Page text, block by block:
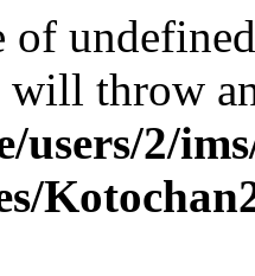
of
throw
users/2/